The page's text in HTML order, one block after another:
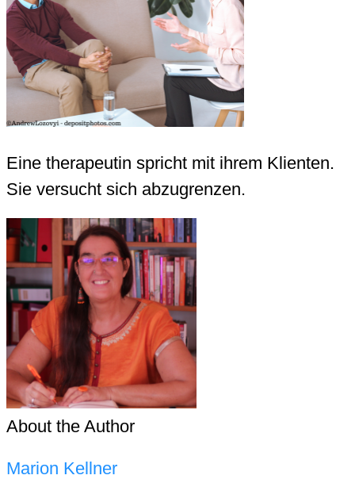
Eine therapeutin spricht mit ihrem Klienten.
Sie versucht sich abzugrenzen.
About the Author
Marion Kellner